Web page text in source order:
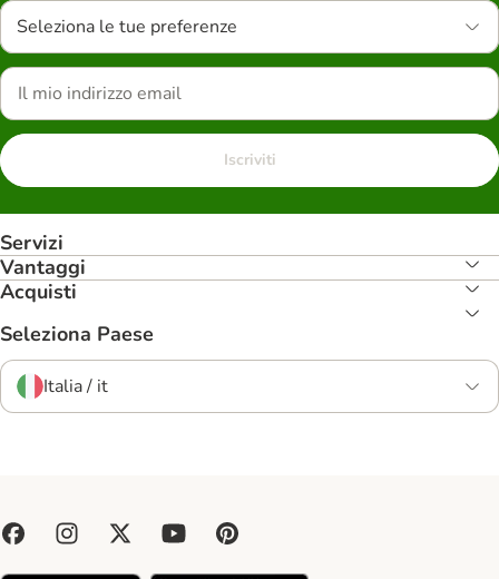
Seleziona le tue preferenze
Iscriviti
Servizi
Vantaggi
Acquisti
Seleziona Paese
Italia / it